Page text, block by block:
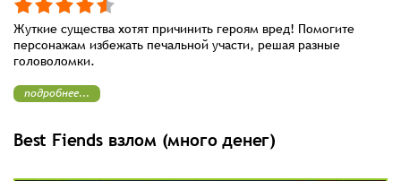
Жуткие существа хотят причинить героям вред! Помогите
персонажам избежать печальной участи, решая разные
головоломки.
подробнее...
Best Fiends взлом (много денег)